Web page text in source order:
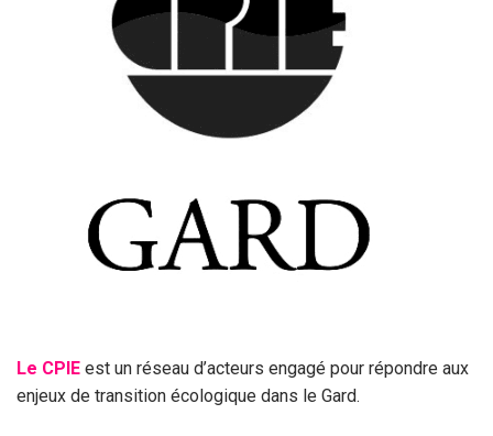
Le CPIE est un réseau d’acteurs engagé pour répondre aux
enjeux de transition écologique dans le Gard.